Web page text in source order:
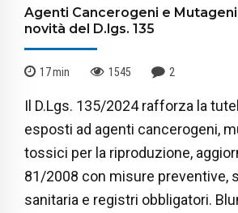
Agenti Cancerogeni e
novità del D.lgs. 135
17min 1545 2
Il D.Lgs. 135/2024 rafforza la
esposti ad agenti cancerogeni,
tossici per la riproduzione,
81/2008 con misure preventive,
sanitaria e registri obbligatori.